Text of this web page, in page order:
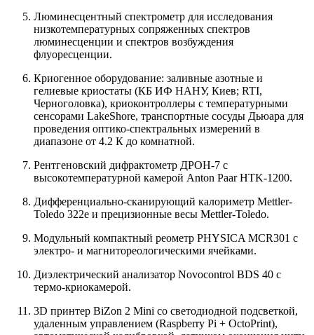
Люминесцентный спектрометр для исследования
низкотемпературных сопряженных спектров
люминесценции и спектров возбуждения
флуоресценции.
Криогенное оборудование: заливные азотные и
гелиевые криостаты (КБ ИФ НАНУ, Киев; RTI,
Черноголовка), криоконтроллеры с температурными
сенсорами LakeShore, транспортные сосуды Дьюара для
проведения оптико-спектральных измерений в
диапазоне от 4.2 К до комнатной.
Рентгеновский дифрактометр ДРОН-7 с
высокотемпературной камерой Anton Paar HTK-1200.
Дифференциально-сканирующий калориметр Mettler-
Toledo 322e и прецизионные весы Mettler-Toledo.
Модульный компактный реометр PHYSICA MCR301 с
электро- и магнитореологическими ячейками.
Диэлектрический анализатор Novocontrol BDS 40 с
термо-криокамерой.
3D принтер BiZon 2 Mini со светодиодной подсветкой,
удаленным управлением (Raspberry Pi + OctoPrint),